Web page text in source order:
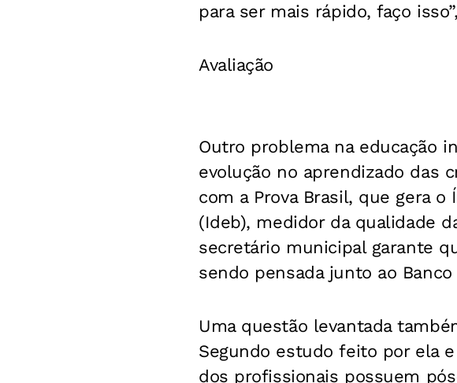
para ser mais rápido, faço
Avaliação
Outro problema na educação
evolução no aprendizado das
com a Prova Brasil, que gera
(Ideb), medidor da qualidade
secretário municipal garante
sendo pensada junto ao
Uma questão levantada
Segundo estudo feito por ela
dos profissionais possuem